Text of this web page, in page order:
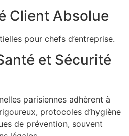
Client Absolue
pour chefs d’entreprise.
et Sécurité
parisiennes adhèrent à
protocoles d’hygiène
de prévention, souvent